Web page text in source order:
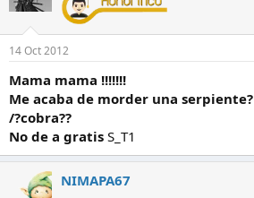
14 Oct 2012
Mama mama !!!!!!!
Me acaba de morder una serpiente?
/?cobra??
No de a gratis S_T1
NIMAPA67